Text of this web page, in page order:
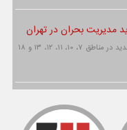
تهران رسانه | ۶ پایگاه جدید در مناطق ۷، ۱۰، ۱۱، ۱۲، ۱۳ و ۱۸